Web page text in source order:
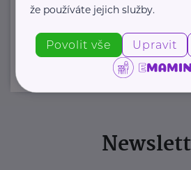
Zobrazit přehled
že používáte jejich služby.
Povolit vše Upravit